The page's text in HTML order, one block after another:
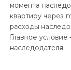
момента
квартиру через
расходы
Главное
наследодателя.